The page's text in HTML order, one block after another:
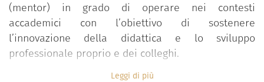
(mentor) in grado di operare nei contesti
accademici con l’obiettivo di sostenere
l’innovazione della didattica e lo sviluppo
professionale proprio e dei colleghi.
Il progetto punta infatti a costruire nei partecipanti
Leggi di più